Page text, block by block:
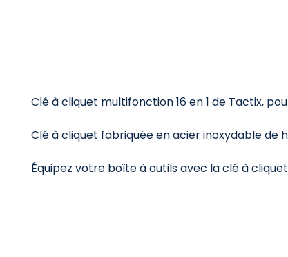
Clé à cliquet multifonction 16 en 1 de Tactix,
Clé à cliquet fabriquée en acier inoxydable de
Équipez votre boîte à outils avec la clé à